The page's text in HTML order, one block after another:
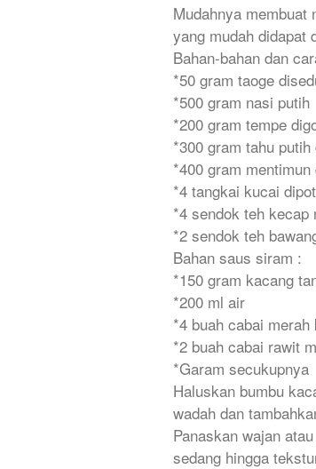
Mudahnya membuat
yang mudah didapat
Bahan-bahan dan
*50 gram taoge
*500 gram nasi putih
*200 gram tempe
*300 gram tahu
*400 gram
*4 tangkai kucai
*4 sendok teh kecap
*2 sendok teh
Bahan saus siram :
*150 gram kacang
*200 ml air
*4 buah cabai merah
*2 buah cabai rawit
*Garam secukupnya
Haluskan bumbu
wadah dan
Panaskan wajan
sedang hingga